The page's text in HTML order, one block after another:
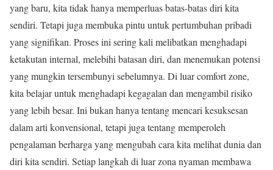
yang baru, kita tidak hanya memperluas batas-batas diri kita
sendiri. Tetapi juga membuka pintu untuk pertumbuhan pribadi
yang signifikan. Proses ini sering kali melibatkan menghadapi
ketakutan internal, melebihi batasan diri, dan menemukan potensi
yang mungkin tersembunyi sebelumnya. Di luar comfort zone,
kita belajar untuk menghadapi kegagalan dan mengambil risiko
yang lebih besar. Ini bukan hanya tentang mencari kesuksesan
dalam arti konvensional, tetapi juga tentang memperoleh
pengalaman berharga yang mengubah cara kita melihat dunia dan
diri kita sendiri. Setiap langkah di luar zona nyaman membawa